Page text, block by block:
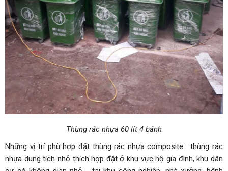
Thùng rác nhựa 60 lít 4 bánh
Những vị trí phù hợp đặt thùng rác nhựa composite : thùng rác
nhựa dung tích nhỏ thích hợp đặt ở khu vực hộ gia đình, khu dân